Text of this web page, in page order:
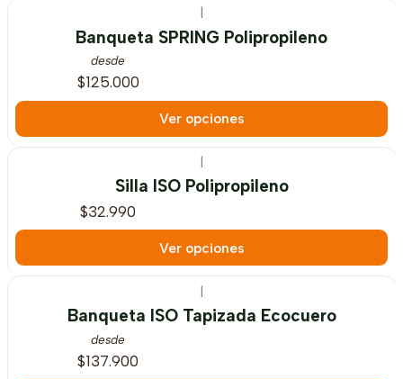
Banqueta SPRING Polipropileno
desde
$125.000
Ver opciones
Silla ISO Polipropileno
$32.990
Ver opciones
|
Banqueta ISO Tapizada Ecocuero
desde
$137.900